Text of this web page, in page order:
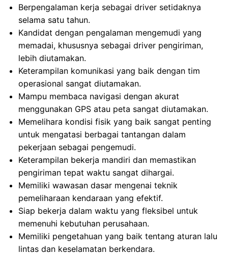
Berpengalaman kerja sebagai driver setidaknya
selama satu tahun.
Kandidat dengan pengalaman mengemudi yang
memadai, khususnya sebagai driver pengiriman,
lebih diutamakan.
Keterampilan komunikasi yang baik dengan tim
operasional sangat diutamakan.
Mampu membaca navigasi dengan akurat
menggunakan GPS atau peta sangat diutamakan.
Memelihara kondisi fisik yang baik sangat penting
untuk mengatasi berbagai tantangan dalam
pekerjaan sebagai pengemudi.
Keterampilan bekerja mandiri dan memastikan
pengiriman tepat waktu sangat dihargai.
Memiliki wawasan dasar mengenai teknik
pemeliharaan kendaraan yang efektif.
Siap bekerja dalam waktu yang fleksibel untuk
memenuhi kebutuhan perusahaan.
Memiliki pengetahuan yang baik tentang aturan lalu
lintas dan keselamatan berkendara.